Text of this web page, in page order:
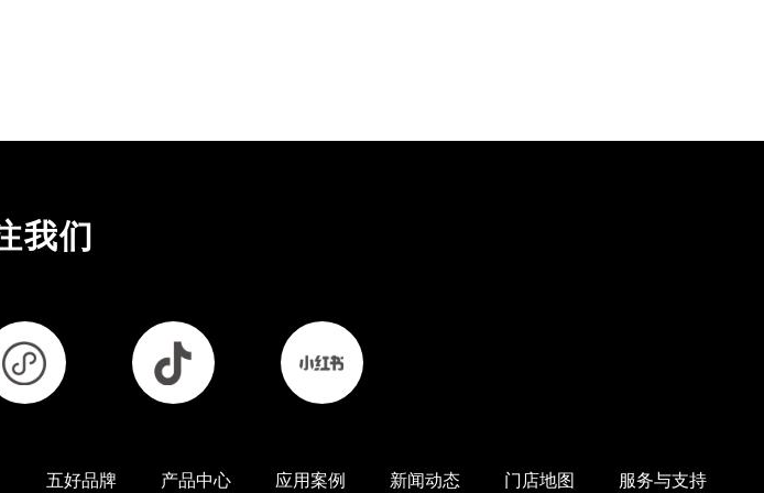
我们
五好品牌 产品中心 应用案例 新闻动态 门店地图 服务与支持